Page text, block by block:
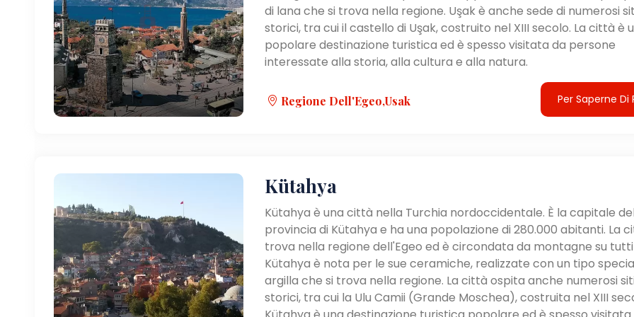
di lana che si trova nella regione. Uşak è anche sede di numerosi
storici, tra cui il castello di Uşak, costruito nel XIII secolo. La città è
popolare destinazione turistica ed è spesso visitata da persone
interessate alla storia, alla cultura e alla natura.
Regione Dell'Egeo,Usak Per Saperne Di
Kütahya
Kütahya è una città nella Turchia nordoccidentale. È la capitale
provincia di Kütahya e ha una popolazione di 280.000 abitanti. La
trova nella regione dell'Egeo ed è circondata da montagne su tutti
Kütahya è nota per le sue ceramiche, realizzate con un tipo
argilla che si trova nella regione. La città ospita anche numerosi
storici, tra cui la Ulu Camii (Grande Moschea), costruita nel XIII